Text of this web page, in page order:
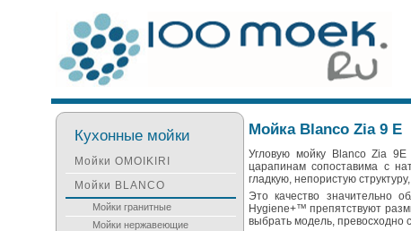
Мойка Blanco Zia 9 E
Угловую мойку Blanco Zia 9E
царапинам сопоставима с
гладкую, непористую
Это качество значительно
Hygiene+™ препятствуют
выбрать модель,
Кухонные мойки
Мойки OMOIKIRI
Мойки BLANCO
Мойки гранитные
Мойки нержавеющие